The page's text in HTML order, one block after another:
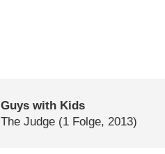
Guys with Kids
The Judge (1 Folge, 2013)